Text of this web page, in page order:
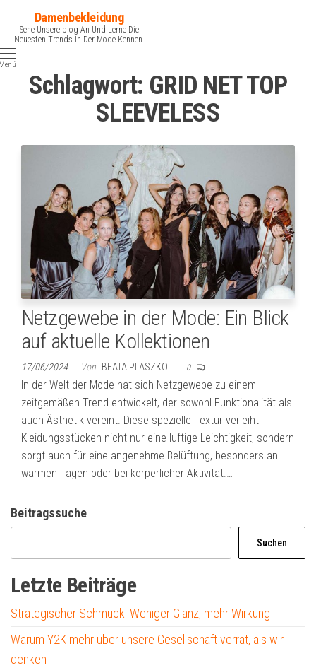
Inhalt
springen
Damenbekleidung
Sehe Unsere blog An Und Lerne Die
Neuesten Trends In Der Mode Kennen.
Schlagwort: GRID NET TOP
SLEEVELESS
Netzgewebe in der Mode: Ein Blick
auf aktuelle Kollektionen
17/06/2024 Von BEATA PLASZKO 0
In der Welt der Mode hat sich Netzgewebe zu einem
zeitgemäßen Trend entwickelt, der sowohl Funktionalität als
auch Ästhetik vereint. Diese spezielle Textur verleiht
Kleidungsstücken nicht nur eine luftige Leichtigkeit, sondern
sorgt auch für eine angenehme Belüftung, besonders an
warmen Tagen oder bei körperlicher Aktivität.…
Beitragssuche
Suchen
Letzte Beiträge
Strategischer Schmuck: Weniger Glanz, mehr Wirkung
Warum Y2K mehr über unsere Gesellschaft verrät, als wir
denken